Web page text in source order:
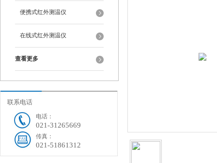
便携式红外测温仪
在线式红外测温仪
查看更多
联系电话
电话：
021-31265669
传真：
021-51861312